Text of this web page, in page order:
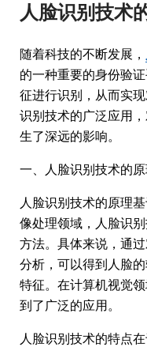
人脸识别技术
随着科技的不断发展，
的一种重要的身份验
征进行识别，从而实
识别技术的广泛应用
生了深远的影响。
一、人脸识别技术的
人脸识别技术的原理
像处理领域，人脸识
方法。具体来说，通
分析，可以得到人脸
特征。在计算机视觉
到了广泛的应用。
人脸识别技术的特点